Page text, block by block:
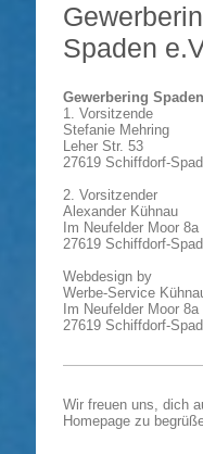
Spaden
Gewerbering
1. Vorsitzende
Stefanie Mehring
Leher Str. 53
27619 Schiffdorf-
2. Vorsitzender
Alexander Kühnau
Im Neufelder Moor 8a
27619 Schiffdorf-
Webdesign by
Werbe-Service
Im Neufelder Moor 8a
27619 Schiffdorf-
Wir freuen uns, dich
Homepage zu